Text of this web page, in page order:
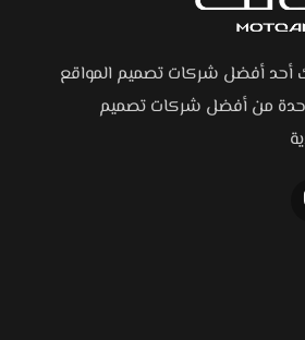
أحد أفضل شركات تصميم المواقع
من أفضل شركات تصميم